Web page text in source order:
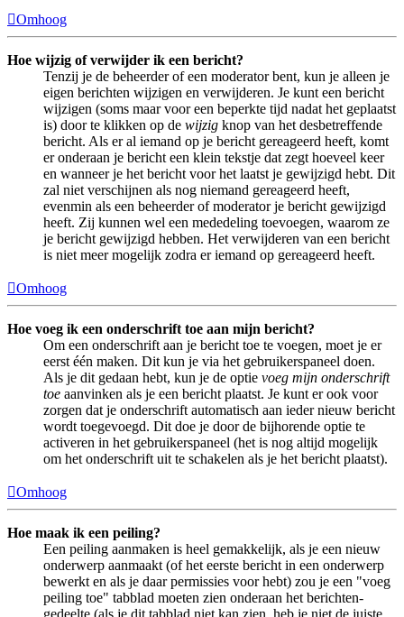
Omhoog
Hoe wijzig of verwijder ik een bericht?
Tenzij je de beheerder of een moderator bent, kun je alleen je
eigen berichten wijzigen en verwijderen. Je kunt een bericht
wijzigen (soms maar voor een beperkte tijd nadat het geplaatst
is) door te klikken op de wijzig knop van het desbetreffende
bericht. Als er al iemand op je bericht gereageerd heeft, komt
er onderaan je bericht een klein tekstje dat zegt hoeveel keer
en wanneer je het bericht voor het laatst je gewijzigd hebt. Dit
zal niet verschijnen als nog niemand gereageerd heeft,
evenmin als een beheerder of moderator je bericht gewijzigd
heeft. Zij kunnen wel een mededeling toevoegen, waarom ze
je bericht gewijzigd hebben. Het verwijderen van een bericht
is niet meer mogelijk zodra er iemand op gereageerd heeft.
Omhoog
Hoe voeg ik een onderschrift toe aan mijn bericht?
Om een onderschrift aan je bericht toe te voegen, moet je er
eerst één maken. Dit kun je via het gebruikerspaneel doen.
Als je dit gedaan hebt, kun je de optie voeg mijn onderschrift
toe aanvinken als je een bericht plaatst. Je kunt er ook voor
zorgen dat je onderschrift automatisch aan ieder nieuw bericht
wordt toegevoegd. Dit doe je door de bijhorende optie te
activeren in het gebruikerspaneel (het is nog altijd mogelijk
om het onderschrift uit te schakelen als je het bericht plaatst).
Omhoog
Hoe maak ik een peiling?
Een peiling aanmaken is heel gemakkelijk, als je een nieuw
onderwerp aanmaakt (of het eerste bericht in een onderwerp
bewerkt en als je daar permissies voor hebt) zou je een "voeg
peiling toe" tabblad moeten zien onderaan het berichten-